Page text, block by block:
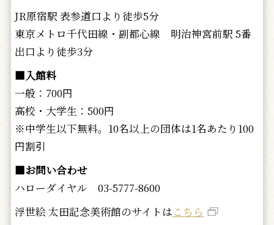
JR原宿駅 表参道口より徒歩5分
東京メトロ千代田線・副都心線 明治神宮前駅 5番
出口より徒歩3分
■入館料
一般：700円
高校・大学生：500円
※中学生以下無料。10名以上の団体は1名あたり100
円割引
■お問い合わせ
ハローダイヤル 03-5777-8600
浮世絵 太田記念美術館のサイトはこちら